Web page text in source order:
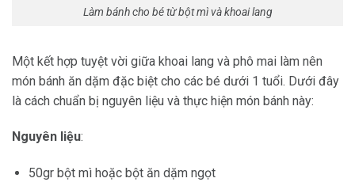
Làm bánh cho bé từ bột mì và khoai lang
Một kết hợp tuyệt vời giữa khoai lang và phô mai làm nên
món bánh ăn dặm đặc biệt cho các bé dưới 1 tuổi. Dưới đây
là cách chuẩn bị nguyên liệu và thực hiện món bánh này:
Nguyên liệu:
50gr bột mì hoặc bột ăn dặm ngọt